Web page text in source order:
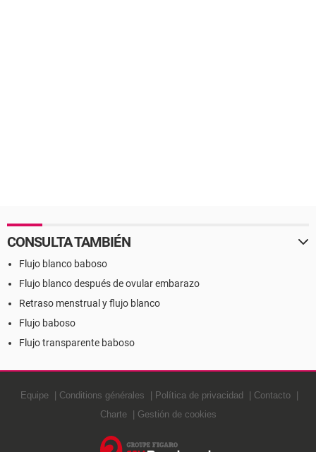
CONSULTA TAMBIÉN
Flujo blanco baboso
Flujo blanco después de ovular embarazo
Retraso menstrual y flujo blanco
Flujo baboso
Flujo transparente baboso
Equipe Conditions générales Política de privacidad
Contacto
Charte
Gestión de cookies